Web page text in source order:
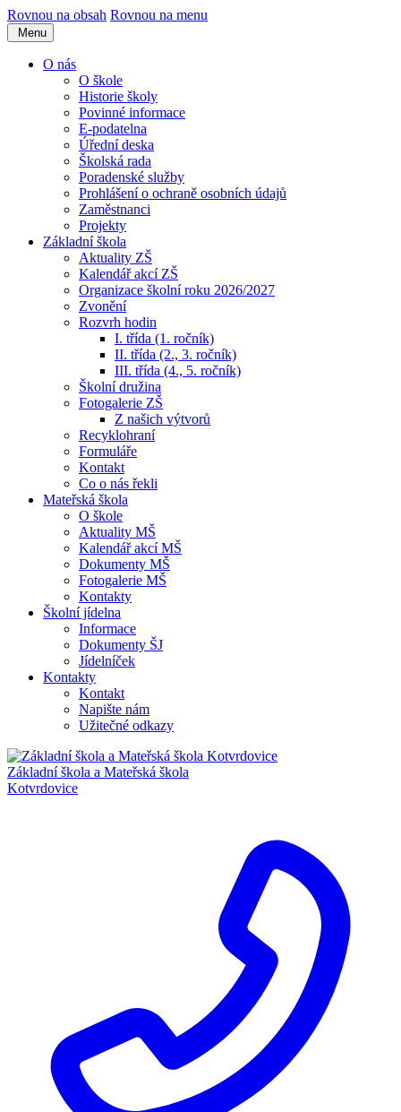
Rovnou na obsah Rovnou na menu
Menu
O nás
O škole
Historie školy
Povinné informace
E-podatelna
Úřední deska
Školská rada
Poradenské služby
Prohlášení o ochraně osobních údajů
Zaměstnanci
Projekty
Základní škola
Aktuality ZŠ
Kalendář akcí ZŠ
Organizace školní roku 2026/2027
Zvonění
Rozvrh hodin
I. třída (1. ročník)
II. třída (2., 3. ročník)
III. třída (4., 5. ročník)
Školní družina
Fotogalerie ZŠ
Z našich výtvorů
Recyklohraní
Formuláře
Kontakt
Co o nás řekli
Mateřská škola
O škole
Aktuality MŠ
Kalendář akcí MŠ
Dokumenty MŠ
Fotogalerie MŠ
Kontakty
Školní jídelna
Informace
Dokumenty ŠJ
Jídelníček
Kontakty
Kontakt
Napište nám
Užitečné odkazy
Základní škola a Mateřská škola
Kotvrdovice